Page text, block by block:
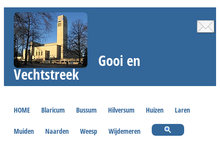
Gooi en
Vechtstreek
HOME Blaricum Bussum Hilversum Huizen Laren
Muiden Naarden Weesp Wijdemeren